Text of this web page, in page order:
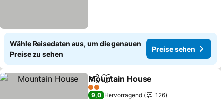
Wähle Reisedaten aus, um die genauen
Preise zu sehen
Preise sehen
TeilenZu Favoriten hinzufügen
Mountain House
2 Sterne
9,0 Hervorragend
126